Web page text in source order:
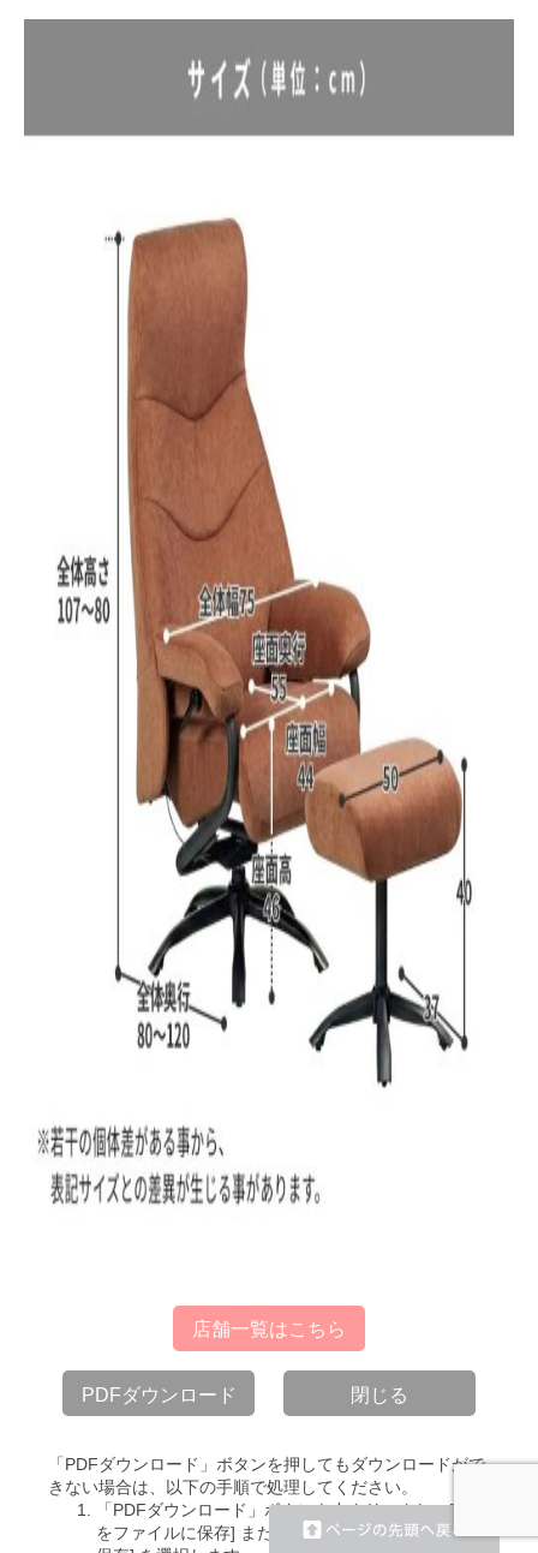
店舗一覧はこちら
PDFダウンロード 閉じる
「PDFダウンロード」ボタンを押してもダウンロードがで
きない場合は、以下の手順で処理してください。
「PDFダウンロード」ボタンを右クリックし、[対象
をファイルに保存] または [名前を付けてリンク先を